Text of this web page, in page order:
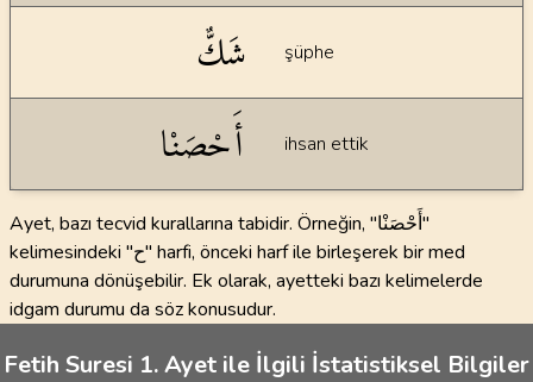
شَكٌّ şüphe
أَحْصَنْا ihsan ettik
Ayet, bazı tecvid kurallarına tabidir. Örneğin, "أَحْصَنْا"
kelimesindeki "ح" harfi, önceki harf ile birleşerek bir med
durumuna dönüşebilir. Ek olarak, ayetteki bazı kelimelerde
idgam durumu da söz konusudur.
Fetih Suresi 1. Ayet ile İlgili İstatistiksel Bilgiler